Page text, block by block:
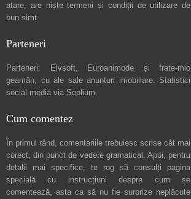
atare, are niștetermeni și condiții de utilizare de
bun simț.
Parteneri
Parteneri: Elvsoft, Euroanimode și frate-mio
geamăn, cu ale sale anunturi imobiliare. Statistici
social media via Seolium.
Cum comentez
În primul rând, comentariile trebuiesc scrise cât mai
corect, din punct de vedere gramatical. Apoi, pentru
detalii mai specifice, te rog să consulți pagina
specială cu instrucțiuni despre cum se
comentează, asta ca să nu fie surprize neplăcute